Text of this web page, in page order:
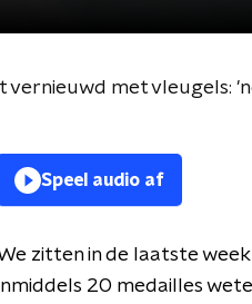
vernieuwd met vleugels:
Speel audio af
zitten in de laatste week
20 medailles